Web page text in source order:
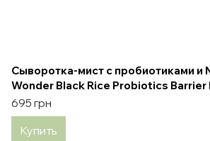
Сыворотка-мист с пробиотиками и
Wonder Black Rice Probiotics Barrier
Mist, 80 мл
695 грн
Купить